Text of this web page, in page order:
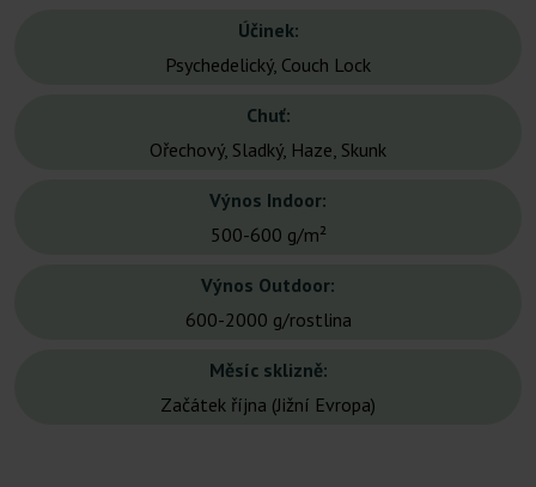
Účinek:
Psychedelický, Couch Lock
Chuť:
Ořechový, Sladký, Haze, Skunk
Výnos Indoor:
500-600 g/m²
Výnos Outdoor:
600-2000 g/rostlina
Měsíc sklizně:
Začátek října (Jižní Evropa)